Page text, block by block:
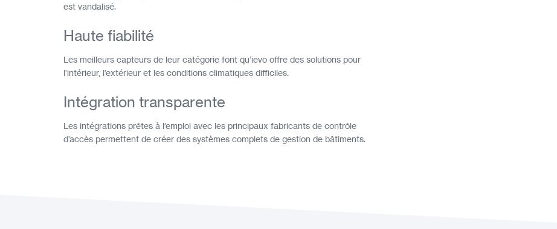
est vandalisé.
Haute fiabilité
Les meilleurs capteurs de leur catégorie font qu’ievo offre des solutions pour
l’intérieur, l’extérieur et les conditions climatiques difficiles.
Intégration transparente
Les intégrations prêtes à l’emploi avec les principaux fabricants de contrôle
d’accès permettent de créer des systèmes complets de gestion de bâtiments.